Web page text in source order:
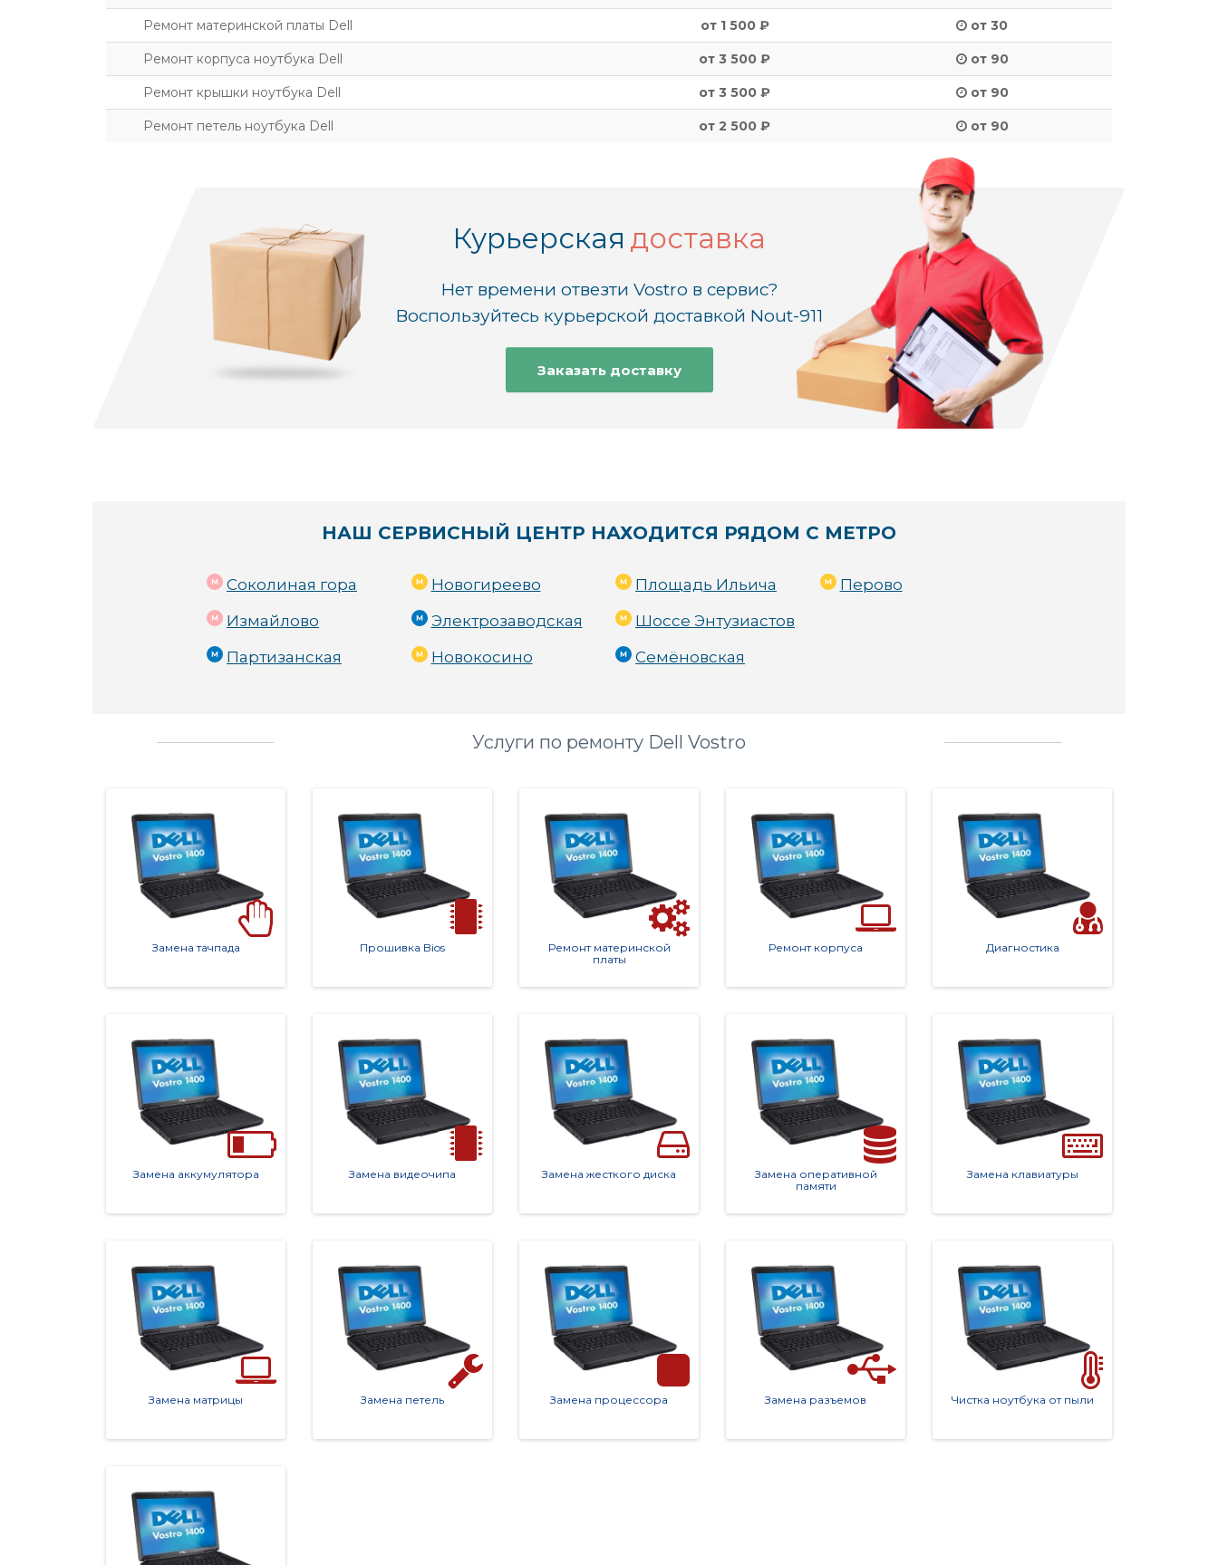
Ремонт материнской платы Dell от 1 500 ₽ от 30
Ремонт корпуса ноутбука Dell от 3 500 ₽ от 90
Ремонт крышки ноутбука Dell от 3 500 ₽ от 90
Ремонт петель ноутбука Dell от 2 500 ₽ от 90
Курьерская доставка
Нет времени отвезти Vostro в сервис?
Воспользуйтесь курьерской доставкой Nout-911
Заказать доставку
НАШ СЕРВИСНЫЙ ЦЕНТР НАХОДИТСЯ РЯДОМ С МЕТРО
Соколиная гора
Измайлово
Партизанская
Новогиреево
Электрозаводская
Новокосино
Площадь Ильича
Шоссе Энтузиастов
Семёновская
Перово
Услуги по ремонту Dell Vostro
Замена тачпада Прошивка Bios
Ремонт материнской
платы
Ремонт корпуса Диагностика
Замена аккумулятора Замена видеочипа Замена жесткого диска
Замена оперативной
памяти
Замена клавиатуры
Замена матрицы Замена петель Замена процессора Замена разъемов Чистка ноутбука от пыли